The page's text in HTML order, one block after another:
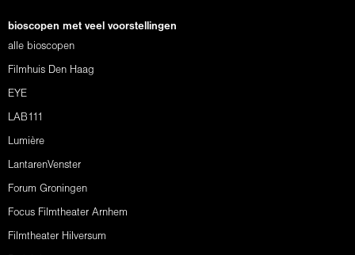
bioscopen met veel voorstellingen
alle bioscopen
Filmhuis Den Haag
EYE
LAB111
Lumière
LantarenVenster
Forum Groningen
Focus Filmtheater Arnhem
Filmtheater Hilversum